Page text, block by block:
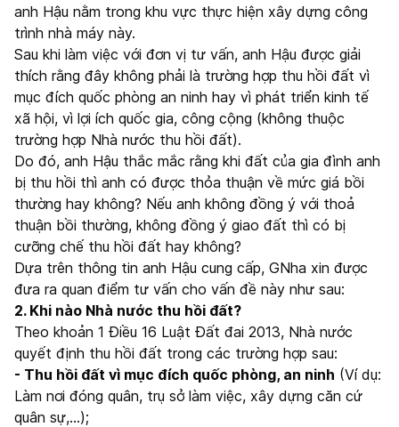
anh Hậu nằm trong khu vực thực hiện xây dựng công
trình nhà máy này.
Sau khi làm việc với đơn vị tư vấn, anh Hậu được giải
thích rằng đây không phải là trường hợp thu hồi đất vì
mục đích quốc phòng an ninh hay vì phát triển kinh tế
xã hội, vì lợi ích quốc gia, công cộng (không thuộc
trường hợp Nhà nước thu hồi đất).
Do đó, anh Hậu thắc mắc rằng khi đất của gia đình anh
bị thu hồi thì anh có được thỏa thuận về mức giá bồi
thường hay không? Nếu anh không đồng ý với thoả
thuận bồi thường, không đồng ý giao đất thì có bị
cưỡng chế thu hồi đất hay không?
Dựa trên thông tin anh Hậu cung cấp, GNha xin được
đưa ra quan điểm tư vấn cho vấn đề này như sau:
2. Khi nào Nhà nước thu hồi đất?
Theo khoản 1 Điều 16 Luật Đất đai 2013, Nhà nước
quyết định thu hồi đất trong các trường hợp sau:
- Thu hồi đất vì mục đích quốc phòng, an ninh (Ví dụ:
Làm nơi đóng quân, trụ sở làm việc, xây dựng căn cứ
quân sự,...);